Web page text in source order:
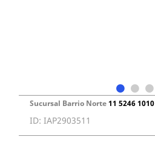
Sucursal Barrio Norte11 5246 1010
ID: IAP2903511